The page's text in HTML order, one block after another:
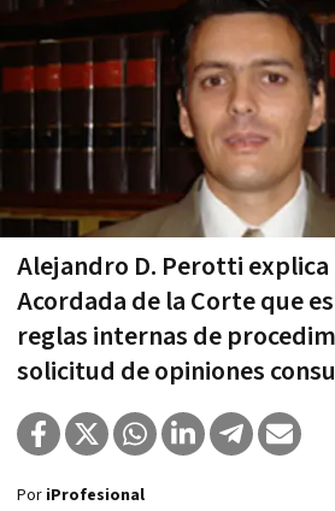
Alejandro D. Perotti
Acordada de la Corte que
reglas internas de
solicitud de opiniones
Por iProfesional